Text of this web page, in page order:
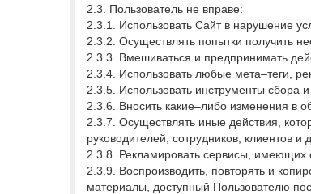
2.3. Пользователь не вправе:
2.3.1. Использовать Сайт в нарушение
2.3.2. Осуществлять попытки получить
2.3.3. Вмешиваться и предпринимать
2.3.4. Использовать любые мета–теги,
2.3.5. Использовать инструменты сбора
2.3.6. Вносить какие–либо изменения в
2.3.7. Осуществлять иные действия,
руководителей, сотрудников, клиентов и
2.3.8. Рекламировать сервисы, имеющих
2.3.9. Воспроизводить, повторять и
материалы, доступный Пользователю